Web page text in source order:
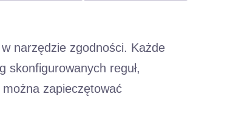
narzędzie zgodności. Każde
skonfigurowanych reguł,
zapieczętować